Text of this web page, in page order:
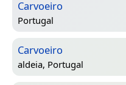
Carvoeiro
Portugal
Carvoeiro
aldeia, Portugal